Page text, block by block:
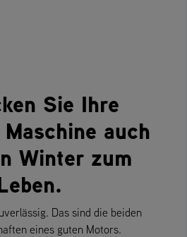
Sie Ihre
Maschine auch
Winter zum
Das sind die beiden
eines guten Motors.